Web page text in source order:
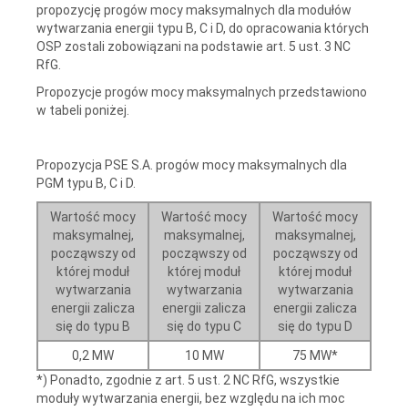
propozycję progów mocy maksymalnych dla modułów
wytwarzania energii typu B, C i D, do opracowania których
OSP zostali zobowiązani na podstawie art. 5 ust. 3 NC
RfG.
Propozycje progów mocy maksymalnych przedstawiono
w tabeli poniżej.
Propozycja PSE S.A. progów mocy maksymalnych dla
PGM typu B, C i D.
Wartość mocy
maksymalnej,
począwszy od
której moduł
wytwarzania
energii zalicza
się do typu B
Wartość mocy
maksymalnej,
począwszy od
której moduł
wytwarzania
energii zalicza
się do typu C
Wartość mocy
maksymalnej,
począwszy od
której moduł
wytwarzania
energii zalicza
się do typu D
0,2 MW
10 MW
75 MW*
*) Ponadto, zgodnie z art. 5 ust. 2 NC RfG, wszystkie
moduły wytwarzania energii, bez względu na ich moc